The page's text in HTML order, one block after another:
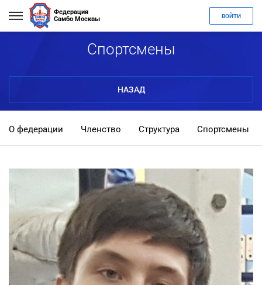
Федерация
Самбо Москвы
ВОЙТИ
Спортсмены
НАЗАД
О федерации Членство Структура Спортсмены